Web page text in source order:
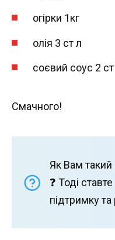
огірки 1кг
олія 3 ст л
соєвий соус 2
Смачного!
Як Вам
❓ Тоді
підтримку